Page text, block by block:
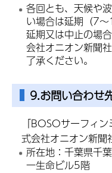
各回とも、天候や
い場合は延期（7～
延期又は中止の場
会社オニオン新聞
了承ください。
9.お問い合わせ
「BOSOサーフィ
式会社オニオン新聞
所在地：千葉県千
一生命ビル5階